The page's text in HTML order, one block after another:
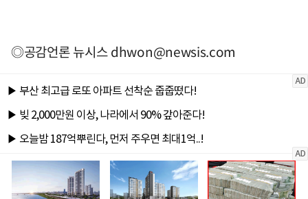
◎공감언론 뉴시스dhwon@newsis.com